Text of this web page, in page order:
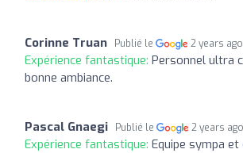
Corinne Truan Publié le 2 years ago
Expérience fantastique: Personnel ultra
bonne ambiance.
Pascal Gnaegi Publié le 2 years ago
Expérience fantastique: Equipe sympa